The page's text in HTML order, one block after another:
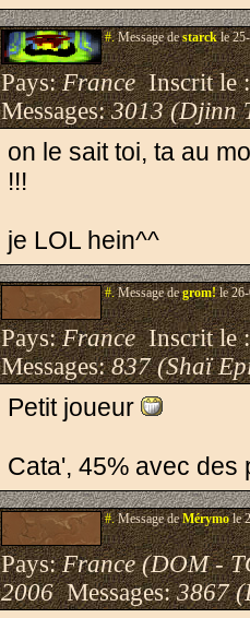
#.Message destarckle
Pays:FranceInscrit le
Messages:3013 (Djinn
on le sait toi, ta au
!!!
je LOL hein^^
#.Message degrom!le 26-
Pays:FranceInscrit le
Messages:837 (Shaï
Petit joueur
Cata', 45% avec des
#.Message deMérymole
Pays:France (DOM -
2006Messages:3867